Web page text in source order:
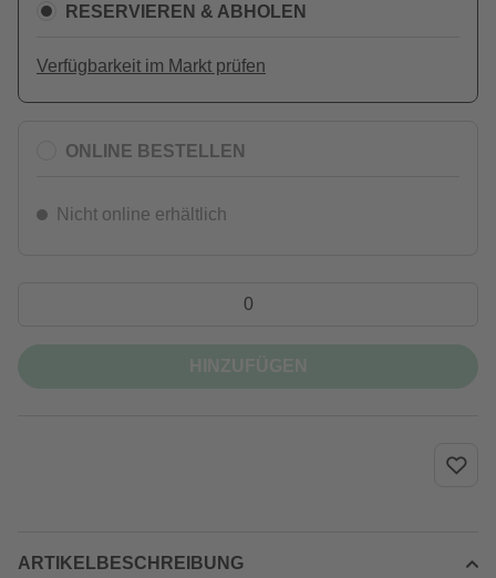
RESERVIEREN & ABHOLEN
Verfügbarkeit im Markt prüfen
ONLINE BESTELLEN
Nicht online erhältlich
ARTIKELBESCHREIBUNG